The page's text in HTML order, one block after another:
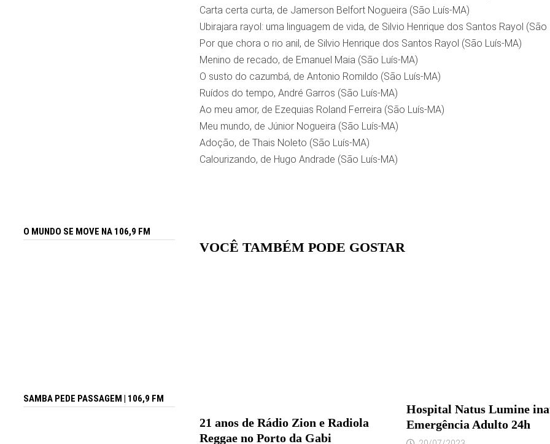
Carta certa curta, de Jamerson Belfort Nogueira (São Luís-MA)
Ubirajara rayol: uma linguagem de vida, de Silvio Henrique dos Santos Rayol (São
Por que chora o rio anil, de Silvio Henrique dos Santos Rayol (São Luís-MA)
Menino de recado, de Emanuel Maia (São Luís-MA)
O susto do cazumbá, de Antonio Romildo (São Luís-MA)
Ruídos do tempo, André Garros (São Luís-MA)
Ao meu amor, de Ezequias Roland Ferreira (São Luís-MA)
Meu mundo, de Júnior Nogueira (São Luís-MA)
Adoção, de Thais Noleto (São Luís-MA)
Calourizando, de Hugo Andrade (São Luís-MA)
VOCÊ TAMBÉM PODE GOSTAR
21 anos de Rádio Zion e Radiola
Reggae no Porto da Gabi
Hospital Natus Lumine
Emergência Adulto 24h
O MUNDO SE MOVE NA 106,9 FM
SAMBA PEDE PASSAGEM | 106,9 FM